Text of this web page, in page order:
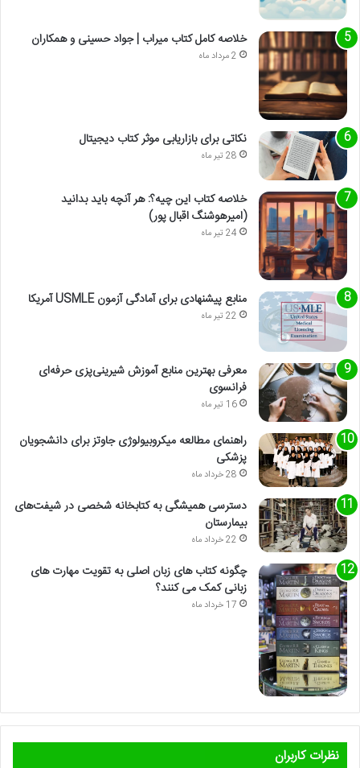
خلاصه کامل کتاب میراب | جواد حسینی و همکاران
2 مرداد ماه
نکاتی برای بازاریابی موثر کتاب دیجیتال
28 تیر ماه
خلاصه کتاب این چیه؟: هر آنچه باید بدانید
(امیرهوشنگ اقبال پور)
24 تیر ماه
منابع پیشنهادی برای آمادگی آزمون USMLE آمریکا
22 تیر ماه
معرفی بهترین منابع آموزش شیرینی‌پزی حرفه‌ای
فرانسوی
16 تیر ماه
راهنمای مطالعه میکروبیولوژی جاوتز برای دانشجویان
پزشکی
28 خرداد ماه
دسترسی همیشگی به کتابخانه شخصی در شیفت‌های
بیمارستان
22 خرداد ماه
چگونه کتاب های زبان اصلی به تقویت مهارت های
زبانی کمک می کنند؟
17 خرداد ماه
نظرات کاربران